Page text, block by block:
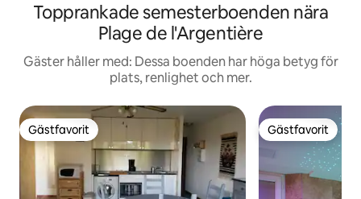
Topprankade semesterboenden nära
Plage de l'Argentière
Gäster håller med: Dessa boenden har höga betyg för
plats, renlighet och mer.
Gästfavorit
Gästfavorit Gästfavorit
Gästfavorit